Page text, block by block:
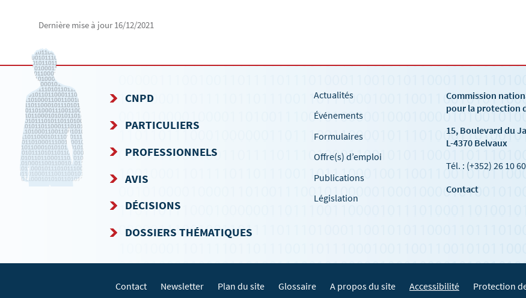
Dernière mise à jour 16/12/2021
MENU
DE
NAVIGATION
CNPD
PARTICULIERS
PROFESSIONNELS
AVIS
DÉCISIONS
DOSSIERS THÉMATIQUES
Actualités
Événements
Formulaires
Offre(s) d’emploi
Publications
Législation
Commission
pour la protection
15, Boulevard du
L-4370 Belvaux
Tél. : (+352) 26 10
Contact
Contact Newsletter Plan du site Glossaire A propos du site Accessibilité Protection